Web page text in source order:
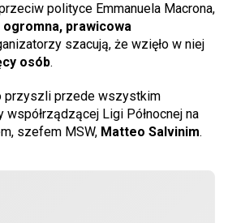
polityce Emmanuela Macrona,
ogromna, prawicowa
szacują, że wzięło w niej
osób.
przyszli przede wszystkim
współrządzącej Ligi Północnej na
szefem MSW, Matteo Salvinim.